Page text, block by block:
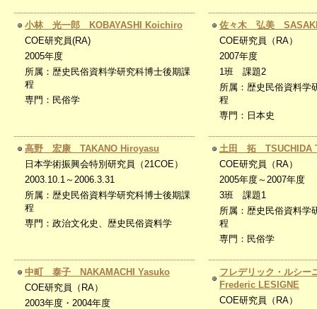
小林 光一郎 KOBAYASHI Koichiro
COE研究員(RA)
2005年度
所属：歴史民俗資料学研究科博士後期課
程
専門：民俗学
佐々木 弘美
COE研究員（RA）
2007年度
1班 課題2
所属：歴史民俗資料学
程
専門：日本史
高野 宏康 TAKANO Hiroyasu
日本学術振興会特別研究員（21COE）
2003.10.1～2006.3.31
所属：歴史民俗資料学研究科博士後期課
程
専門：政治文化史、歴史民俗資料学
土田 拓 TSUCHIDA
COE研究員（RA）
2005年度～2007年度
3班 課題1
所属：歴史民俗資料学
程
専門：民俗学
中町 泰子 NAKAMACHI Yasuko
COE研究員（RA）
2003年度・2004年度
フレデリック・ルシ
Frederic LESIGNE
COE研究員（RA）